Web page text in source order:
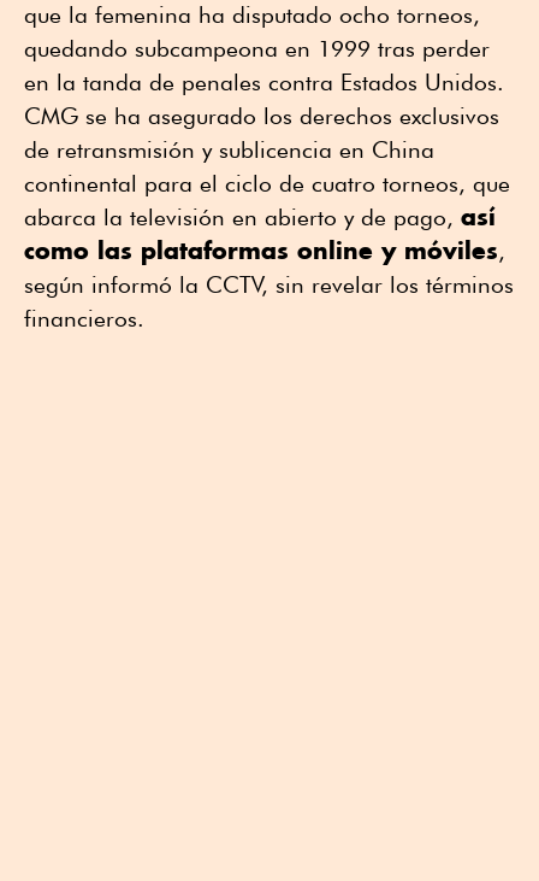
que la femenina ha disputado ocho torneos,
quedando subcampeona en 1999 tras perder
en la tanda de penales contra Estados Unidos.
CMG se ha asegurado los derechos exclusivos
de retransmisión y sublicencia en China
continental para el ciclo de cuatro torneos, que
abarca la televisión en abierto y de pago, así
como las plataformas online y móviles,
según informó la CCTV, sin revelar los términos
financieros.